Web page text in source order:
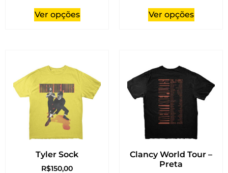
Ver opções Ver opções
Tyler Sock
R$150,00
Clancy World Tour –
Preta